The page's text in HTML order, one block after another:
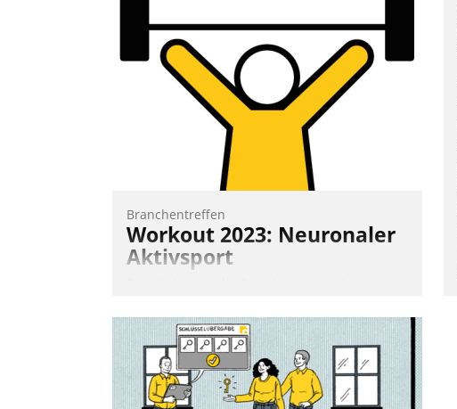
Branchentreffen
Workout 2023: Neuronaler
Aktivsport
aktiv und sammelten methodisch
Vernetzungsideen fürs Quartier.
Dazwischen zeigte Datatrain, was es
Neues zu bieten hat.